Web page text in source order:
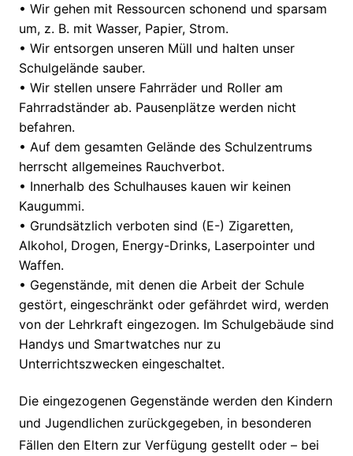
• Wir gehen mit Ressourcen schonend und sparsam
um,z. B. mit Wasser, Papier, Strom.
• Wir entsorgen unseren Müll und halten unser
Schulgelände sauber.
• Wir stellen unsere Fahrräder und Roller am
Fahrradständer ab. Pausenplätze werden nicht
befahren.
• Auf dem gesamten Gelände des Schulzentrums
herrscht allgemeines Rauchverbot.
• Innerhalb des Schulhauses kauen wir keinen
Kaugummi.
• Grundsätzlich verboten sind (E-) Zigaretten,
Alkohol, Drogen, Energy-Drinks, Laserpointer und
Waffen.
• Gegenstände, mit denen die Arbeit der Schule
gestört, eingeschränkt oder gefährdet wird, werden
von der Lehrkraft eingezogen. Im Schulgebäude sind
Handys und Smartwatches nur zu
Unterrichtszweckeneingeschaltet.
Die eingezogenen Gegenstände werden den Kindern
und Jugendlichen zurückgegeben, in besonderen
Fällen den Eltern zur Verfügung gestellt oder – bei